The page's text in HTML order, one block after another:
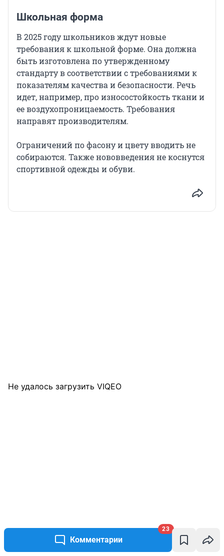
Комментарии
23
Школьная форма
В 2025 году школьников ждут новые
требования к школьной форме. Она должна
быть изготовлена по утвержденному
стандарту в соответствии с требованиями к
показателям качества и безопасности. Речь
идет, например, про износостойкость ткани и
ее воздухопроницаемость. Требования
направят производителям.
Ограничений по фасону и цвету вводить не
собираются. Также нововведения не коснутся
спортивной одежды и обуви.
Не удалось загрузить VIQEO
Елена Мальцева
Старший корреспондент оперативной редакции